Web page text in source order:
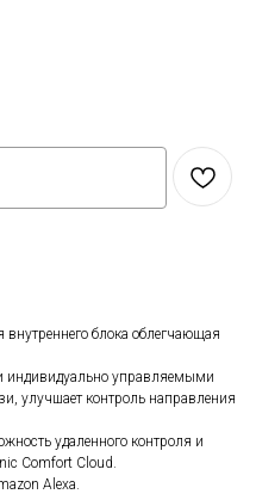
блока облегчающая
индивидуально управляемыми
улучшает контроль направления
удаленного контроля и
Comfort Cloud.
Alexa.